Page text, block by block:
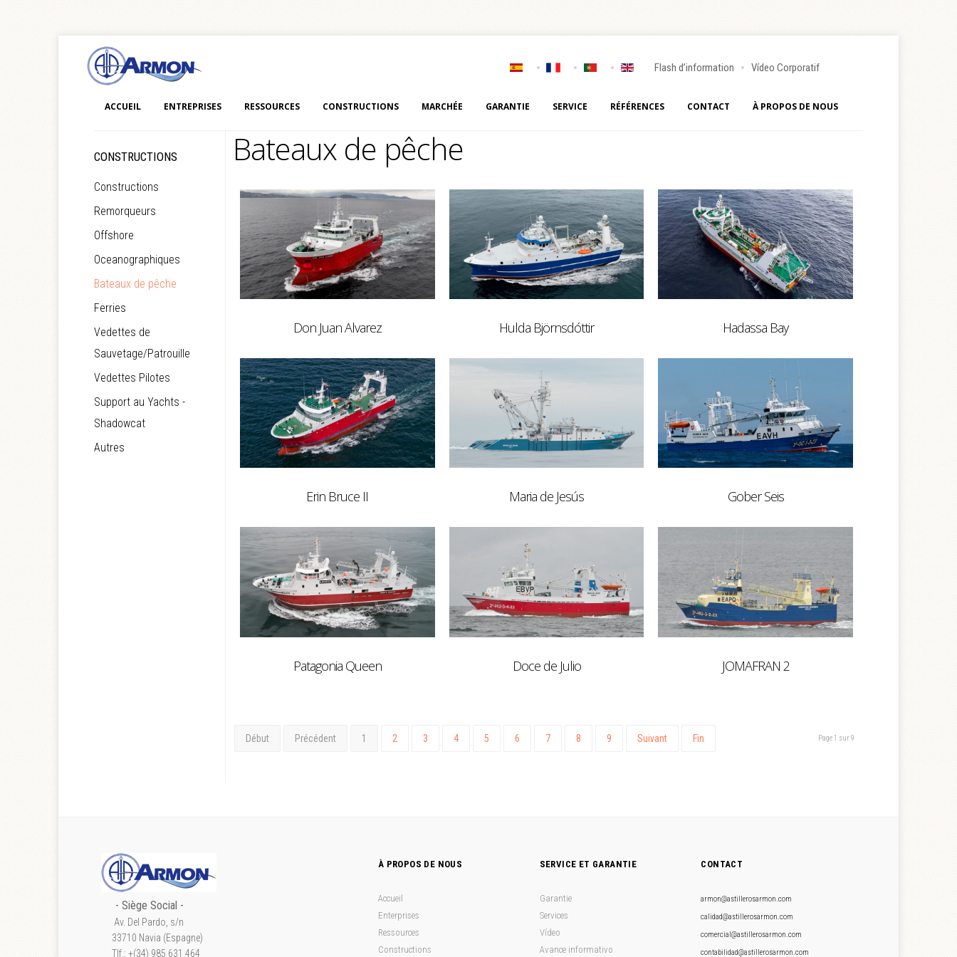
Flash d’information Vídeo Corporatif
ACCUEIL ENTREPRISES RESSOURCES CONSTRUCTIONS MARCHÉE GARANTIE SERVICE RÉFÉRENCES CONTACT À PROPOS DE NOUS
Bateaux de pêche
Don Juan Alvarez Hulda Björnsdóttir Hadassa Bay
Erin Bruce II Maria de Jesús Gober Seis
Patagonia Queen Doce de Julio JOMAFRAN 2
Début Précédent 1 2 3 4 5 6 7 8 9 Suivant Fin Page 1 sur 9
CONSTRUCTIONS
Constructions
Remorqueurs
Offshore
Oceanographiques
Bateaux de pêche
Ferries
Vedettes de
Sauvetage/Patrouille
Vedettes Pilotes
Support au Yachts -
Shadowcat
Autres
- Siège Social -
Av. Del Pardo, s/n
33710 Navia (Espagne)
Tlf.: +(34) 985 631 464
À PROPOS DE NOUS
Accueil
Enterprises
Ressources
Constructions
SERVICE ET GARANTIE
Garantie
Services
Vídeo
Avance informativo
CONTACT
armon@astillerosarmon.com
calidad@astillerosarmon.com
comercial@astillerosarmon.com
contabilidad@astillerosarmon.com